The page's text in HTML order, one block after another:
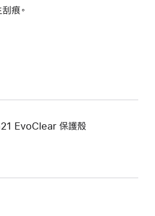
痕。
EvoClear 保護殼